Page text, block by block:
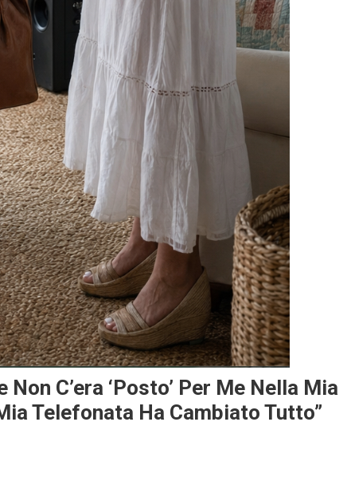
C’era ‘posto’ Per Me Nella Mia
Telefonata Ha Cambiato Tutto”